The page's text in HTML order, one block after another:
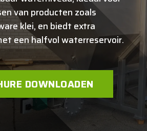
van producten zoals
klei, en biedt extra
een halfvol waterreservoir.
DOWNLOADEN